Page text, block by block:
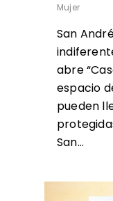
Mujer
San
abre
espacio
pueden
San…